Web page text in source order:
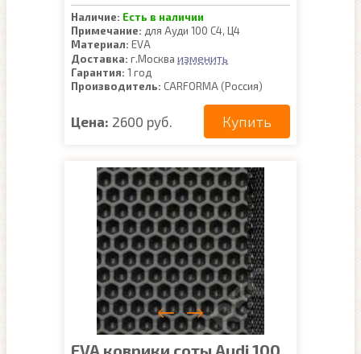
Наличие: Есть в наличии
Примечание: для Ауди 100 С4, Ц4
Материал: EVA
Доставка: г.Москва изменить
Гарантия: 1 год
Производитель: CARFORMA (Россия)
Цена: 2600 руб. Купить
EVA коврики соты Audi 100